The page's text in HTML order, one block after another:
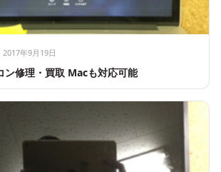
2017年9月19日
ン修理・買取 Macも対応可能